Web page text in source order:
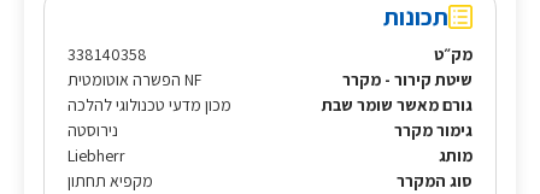
תכונות
מק״ט
338140358
שיטת קירור - מקרר
NF הפשרה אוטומטית
גורם מאשר שומר שבת
מכון מדעי טכנולוגי להלכה
גימור מקרר
נירוסטה
מותג
Liebherr
סוג המקרר
מקפיא תחתון